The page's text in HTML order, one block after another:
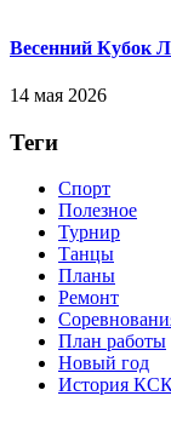
Весенний Кубок
14 мая 2026
Теги
Спорт
Полезное
Турнир
Танцы
Планы
Ремонт
План работы
Новый год
История